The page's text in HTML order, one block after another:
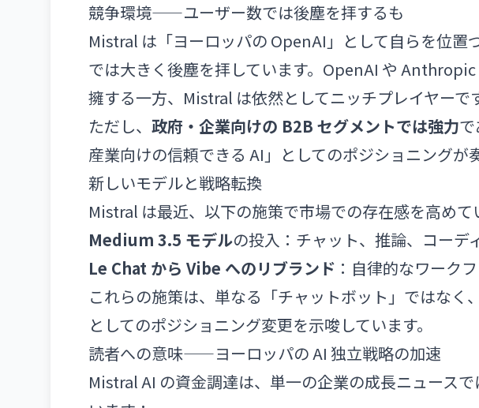
競争環境——ユーザー数では後塵を拝するも
Mistral は「ヨーロッパの OpenAI」として自らを位置
では大きく後塵を拝しています。OpenAI や
擁する一方、Mistral は依然としてニッチプレイヤーです
ただし、 政府・企業向けの B2B セグメントでは強力
産業向けの信頼できる AI」としてのポジショニングが
新しいモデルと戦略転換
Mistral は最近、以下の施策で市場での存在感を高めて
Medium 3.5 モデルの投入：チャット、推論、コーデ
Le Chat から Vibe へのリブランド ：自律的なワーク
これらの施策は、単なる「チャットボット」ではなく
としてのポジショニング変更を示唆しています。
読者への意味——ヨーロッパの AI 独立戦略の加速
Mistral AI の資金調達は、単一の企業の成長ニュース